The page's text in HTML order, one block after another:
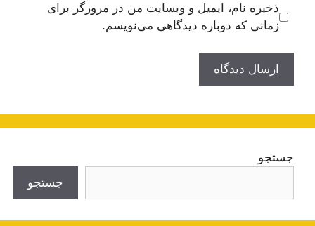
ذخیره نام، ایمیل و وبسایت من در مرورگر برای
زمانی که دوباره دیدگاهی می‌نویسم.
جستجو
جستجو